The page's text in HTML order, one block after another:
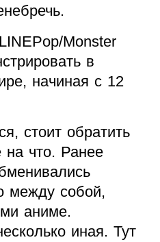
Monster
в
начиная с 12
стоит обратить
что. Ранее
между собой,
аниме.
иная. Тут